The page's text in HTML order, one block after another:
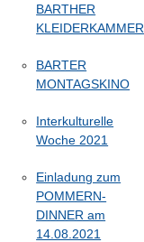
BARTHER
KLEIDERKAMMER
BARTER
MONTAGSKINO
Interkulturelle
Woche 2021
Einladung zum
POMMERN-
DINNER am
14.08.2021